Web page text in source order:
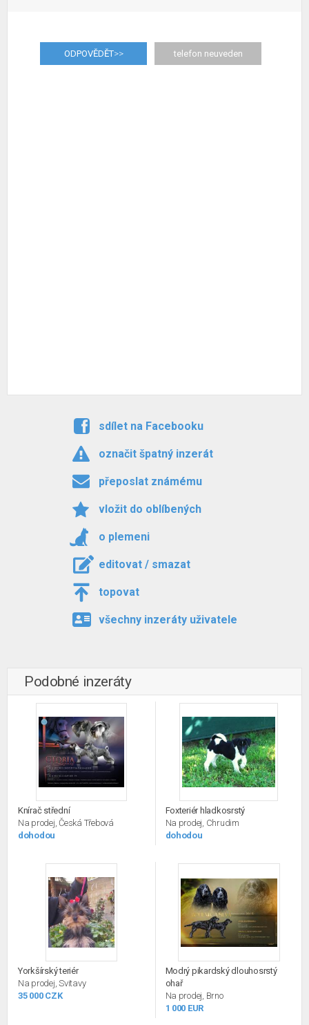
ODPOVĚDĚT>> telefon neuveden
sdílet na Facebooku
označit špatný inzerát
přeposlat známému
vložit do oblíbených
o plemeni
editovat / smazat
topovat
všechny inzeráty uživatele
Podobné inzeráty
Knírač střední
Na prodej, Česká Třebová
dohodou
Foxteriér hladkosrstý
Na prodej, Chrudim
dohodou
Yorkšírský teriér
Na prodej, Svitavy
35 000 CZK
Modrý pikardský dlouhosrstý
ohař
Na prodej, Brno
1 000 EUR